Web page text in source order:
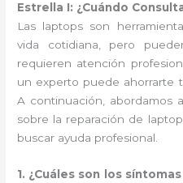
Estrella I: ¿Cuándo
Las laptops son
vida cotidiana, pero
requieren atención
un experto puede ahorrarte
A continuación, abordamos
sobre la reparación de
buscar ayuda profesional.
1. ¿Cuáles son los